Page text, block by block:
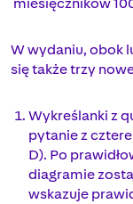
W wydaniu, obok
się także trzy
Wykreślanki z
pytanie z
D). Po
diagramie
wskazuje